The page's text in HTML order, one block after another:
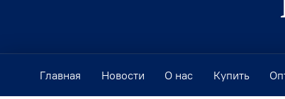
Главная Новости О нас Купить